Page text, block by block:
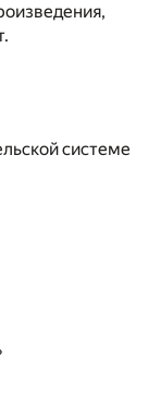
системе